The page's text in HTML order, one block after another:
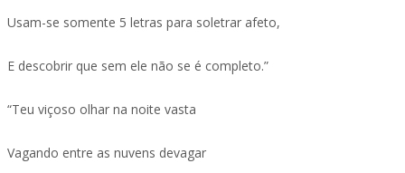
Usam-se somente 5 letras para soletrar afeto,
E descobrir que sem ele não se é completo.”
“Teu viçoso olhar na noite vasta
Vagando entre as nuvens devagar